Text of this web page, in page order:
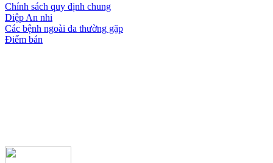
Chính sách quy định chung
Diệp An nhi
Các bệnh ngoài da thường gặp
Điểm bán